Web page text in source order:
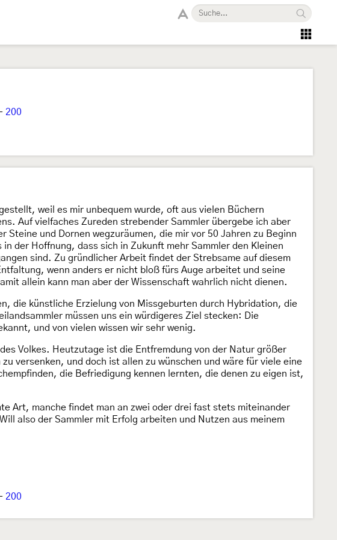
200
weil es mir unbequem wurde, oft aus vielen Büchern
Auf vielfaches Zureden strebender Sammler übergebe ich aber
und Dornen wegzuräumen, die mir vor 50 Jahren zu Beginn
der Hoffnung, dass sich in Zukunft mehr Sammler den Kleinen
sind. Zu gründlicher Arbeit findet der Strebsame auf diesem
wenn anders er nicht bloß fürs Auge arbeitet und seine
allein kann man aber der Wissenschaft wahrlich nicht dienen.
die künstliche Erzielung von Missgeburten durch Hybridation, die
müssen uns ein würdigeres Ziel stecken: Die
und von vielen wissen wir sehr wenig.
Volkes. Heutzutage ist die Entfremdung von der Natur größer
versenken, und doch ist allen zu wünschen und wäre für viele eine
die Befriedigung kennen lernten, die denen zu eigen ist,
Art, manche findet man an zwei oder drei fast stets miteinander
also der Sammler mit Erfolg arbeiten und Nutzen aus meinem
200